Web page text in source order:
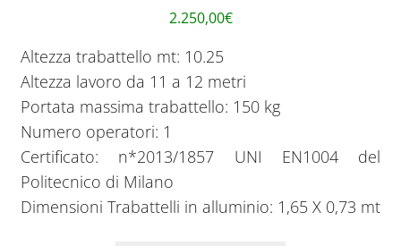
2.250,00€
Altezza trabattello mt: 10.25
Altezza lavoro da 11 a 12 metri
Portata massima trabattello: 150 kg
Numero operatori: 1
Certificato: n*2013/1857 UNI EN1004 del
Politecnico di Milano
Dimensioni Trabattelli in alluminio: 1,65 X 0,73 mt